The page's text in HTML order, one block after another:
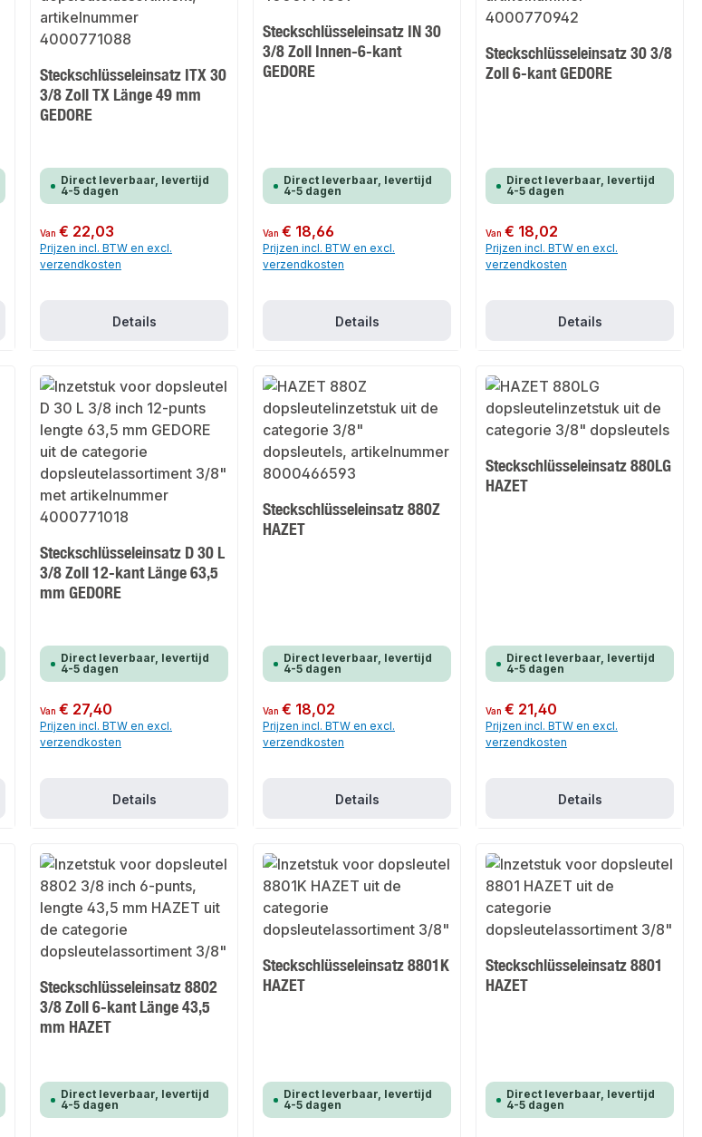
Steckschlüsseleinsatz ITX 30
3/8 Zoll TX Länge 49 mm
GEDORE
Direct leverbaar, levertijd
4-5 dagen
Normale prijs:
Van€ 22,03
Prijzen incl. BTW en excl.
verzendkosten
Details
Steckschlüsseleinsatz IN 30
3/8 Zoll Innen-6-kant
GEDORE
Direct leverbaar, levertijd
4-5 dagen
Normale prijs:
Van€ 18,66
Prijzen incl. BTW en excl.
verzendkosten
Details
Steckschlüsseleinsatz 30 3/8
Zoll 6-kant GEDORE
Direct leverbaar, levertijd
4-5 dagen
Normale prijs:
Van€ 18,02
Prijzen incl. BTW en excl.
verzendkosten
Details
Steckschlüsseleinsatz D 30 L
3/8 Zoll 12-kant Länge 63,5
mm GEDORE
Direct leverbaar, levertijd
4-5 dagen
Normale prijs:
Van€ 27,40
Prijzen incl. BTW en excl.
verzendkosten
Details
Steckschlüsseleinsatz 880Z
HAZET
Direct leverbaar, levertijd
4-5 dagen
Normale prijs:
Van€ 18,02
Prijzen incl. BTW en excl.
verzendkosten
Details
Steckschlüsseleinsatz 880LG
HAZET
Direct leverbaar, levertijd
4-5 dagen
Normale prijs:
Van€ 21,40
Prijzen incl. BTW en excl.
verzendkosten
Details
Steckschlüsseleinsatz 8802
3/8 Zoll 6-kant Länge 43,5
mm HAZET
Direct leverbaar, levertijd
4-5 dagen
Steckschlüsseleinsatz 8801K
HAZET
Direct leverbaar, levertijd
4-5 dagen
Steckschlüsseleinsatz 8801
HAZET
Direct leverbaar, levertijd
4-5 dagen